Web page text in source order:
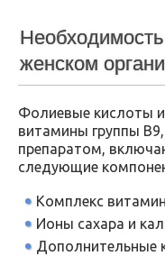
женском
Фолиевые кислоты
витамины группы
препаратом,
следующие
Комплекс
Ионы сахара и
Дополнительные